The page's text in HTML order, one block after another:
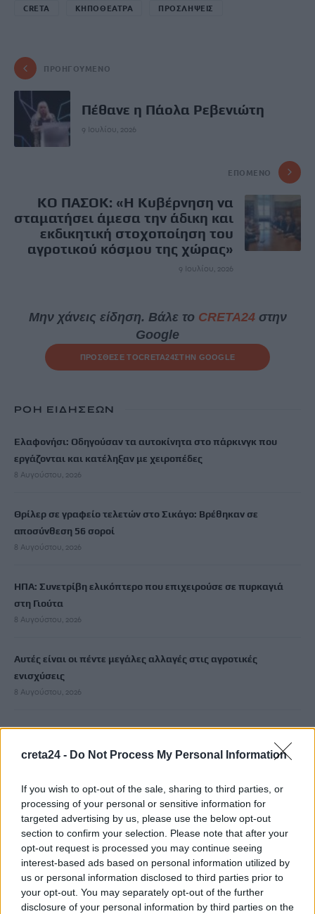
creta24 - Do Not Process My Personal Information
If you wish to opt-out of the sale, sharing to third parties, or
processing of your personal or sensitive information for
targeted advertising by us, please use the below opt-out
section to confirm your selection. Please note that after your
opt-out request is processed you may continue seeing
interest-based ads based on personal information utilized by
us or personal information disclosed to third parties prior to
your opt-out. You may separately opt-out of the further
disclosure of your personal information by third parties on the
CRETA ΚΗΠΟΘΕΑΤΡΑ ΠΡΟΣΛΗΨΕΙΣ
ΠΡΟΗΓΟΎΜΕΝΟ
Πέθανε η Πάολα Ρεβενιώτη
9 Ιουλίου, 2026
ΕΠΌΜΕΝΟ
KO ΠΑΣΟΚ: «Η Κυβέρνηση να
σταματήσει άμεσα την άδικη και
εκδικητική στοχοποίηση του
αγροτικού κόσμου της χώρας»
9 Ιουλίου, 2026
Μην χάνεις είδηση. Βάλε το CRETA24στην
Google
ΠΡΟΣΘΕΣΕ ΤΟCRETA24ΣΤΗΝ GOOGLE
ΡΟΗ ΕΙΔΗΣΕΩΝ
Ελαφονήσι: Οδηγούσαν τα αυτοκίνητα στο πάρκινγκ που
εργάζονται και κατέληξαν με χειροπέδες
8 Αυγούστου, 2026
Θρίλερ σε γραφείο τελετών στο Σικάγο: Βρέθηκαν σε
αποσύνθεση 56 σοροί
8 Αυγούστου, 2026
ΗΠΑ: Συνετρίβη ελικόπτερο που επιχειρούσε σε πυρκαγιά
στη Γιούτα
8 Αυγούστου, 2026
Αυτές είναι οι πέντε μεγάλες αλλαγές στις αγροτικές
ενισχύσεις
8 Αυγούστου, 2026
Marfin: «Στις φωτογραφίες δεν είναι η εντολέας μου, είχε
εξεταστεί και το 2022» – Τι λέει ο δικηγόρος 46χρονης
Κορυφώνεται η έξοδος των αδειούχων ενόψει
Δεκαπενταύγουστου – Γεμάτα αναχωρούν τα πλοία
8 Αυγούστου, 2026
Καύσωνας και υψηλή ζήτηση εκτοξεύουν τις τιμές ρεύματος
8 Αυγούστου, 2026